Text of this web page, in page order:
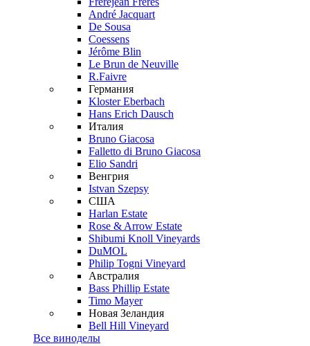
André Jacquart
De Sousa
Coessens
Jérôme Blin
Le Brun de Neuville
R.Faivre
Германия
Kloster Eberbach
Hans Erich Dausch
Италия
Bruno Giacosa
Falletto di Bruno Giacosa
Elio Sandri
Венгрия
Istvan Szepsy
США
Harlan Estate
Rose & Arrow Estate
Shibumi Knoll Vineyards
DuMOL
Philip Togni Vineyard
Австралия
Bass Phillip Estate
Timo Mayer
Новая Зеландия
Bell Hill Vineyard
Все виноделы